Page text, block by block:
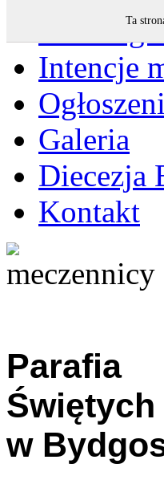
Strona
Intencje
Galeria
Diecezja
Kontakt
Parafia
w
Ta